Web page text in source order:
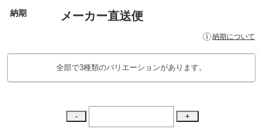
納期 メーカー直送便
納期について
全部で3種類のバリエーションがあります。